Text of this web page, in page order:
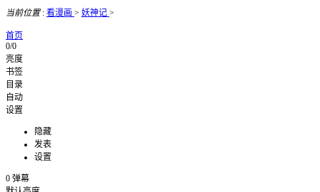
当前位置: 看漫画 > 妖神记 >
首页
0/0
亮度
书签
目录
自动
设置
隐藏
发表
设置
0 弹幕